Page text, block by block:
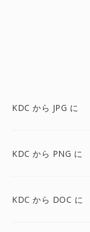
KDC から JPG に
KDC から PNG に
KDC から DOC に